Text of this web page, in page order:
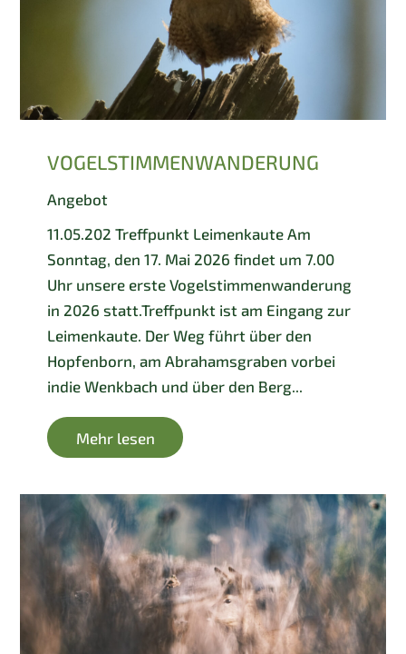
VOGELSTIMMENWANDERUNG
Angebot
11.05.202 Treffpunkt Leimenkaute Am
Sonntag, den 17. Mai 2026 findet um 7.00
Uhr unsere erste Vogelstimmenwanderung
in 2026 statt.Treffpunkt ist am Eingang zur
Leimenkaute. Der Weg führt über den
Hopfenborn, am Abrahamsgraben vorbei
indie Wenkbach und über den Berg...
Mehr lesen